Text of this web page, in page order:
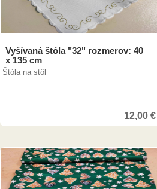
Vyšívaná štóla "32" rozmerov: 40
x 135 cm
Štóla na stôl
12,00€